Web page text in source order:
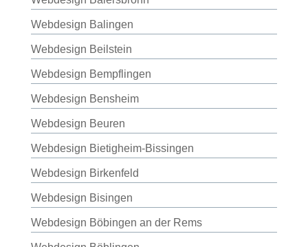
Webdesign Balingen
Webdesign Beilstein
Webdesign Bempflingen
Webdesign Bensheim
Webdesign Beuren
Webdesign Bietigheim-Bissingen
Webdesign Birkenfeld
Webdesign Bisingen
Webdesign Böbingen an der Rems